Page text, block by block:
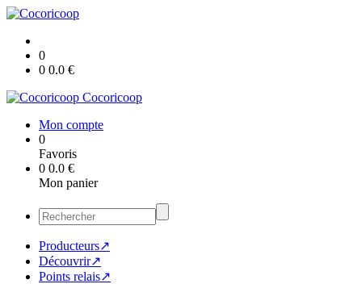
0
0 0.0 €
Cocoricoop
Mon compte
0
Favoris
0 0.0 €
Mon panier
Producteurs↗
Découvrir↗
Points relais↗